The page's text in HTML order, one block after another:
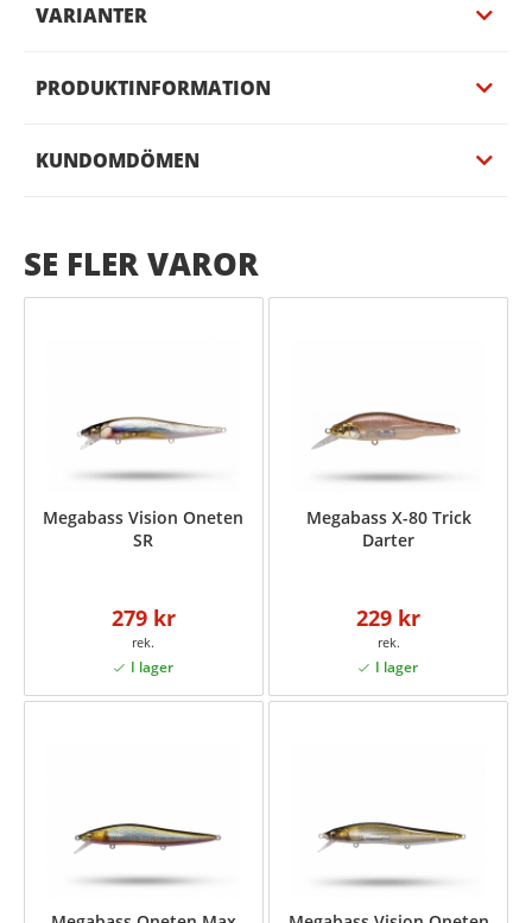
VARIANTER
PRODUKTINFORMATION
KUNDOMDÖMEN
SE FLER VAROR
Megabass Vision Oneten
SR
279 kr
Megabass X-80 Trick
Darter
229 kr